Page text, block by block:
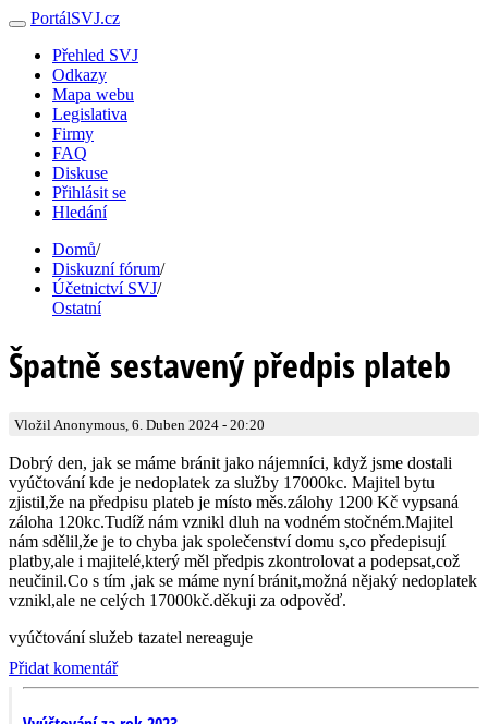
PortálSVJ.cz
Přehled SVJ
Odkazy
Mapa webu
Legislativa
Firmy
FAQ
Diskuse
Přihlásit se
Hledání
Domů/
Diskuzní fórum/
Účetnictví SVJ/
Ostatní
Špatně sestavený předpis plateb
Vložil Anonymous, 6. Duben 2024 - 20:20
Dobrý den, jak se máme bránit jako nájemníci, když jsme dostali
vyúčtování kde je nedoplatek za služby 17000kc. Majitel bytu
zjistil,že na předpisu plateb je místo měs.zálohy 1200 Kč vypsaná
záloha 120kc.Tudíž nám vznikl dluh na vodném stočném.Majitel
nám sdělil,že je to chyba jak společenství domu s,co předepisují
platby,ale i majitelé,který měl předpis zkontrolovat a podepsat,což
neučinil.Co s tím ,jak se máme nyní bránit,možná nějaký nedoplatek
vznikl,ale ne celých 17000kč.děkuji za odpověď.
vyúčtování služeb tazatel nereaguje
Přidat komentář